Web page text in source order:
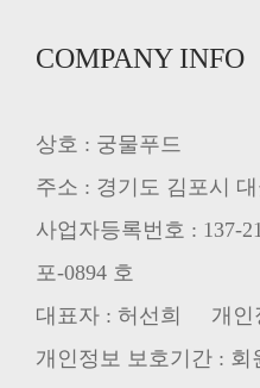
COMPANY INFO
상호 : 궁물푸드
주소 : 경기도 김포시
사업자등록번호 : 137-
포-0894 호
대표자 : 허선희 개인
개인정보 보호기간 : 회